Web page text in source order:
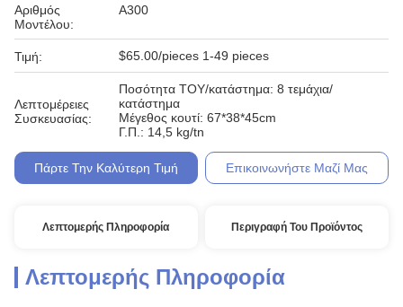
Αριθμός
Μοντέλου:
A300
Τιμή: $65.00/pieces 1-49 pieces
Λεπτομέρειες
Συσκευασίας:
Ποσότητα ΤΟΥ/κατάστημα: 8 τεμάχια/
κατάστημα
Μέγεθος κουτί: 67*38*45cm
Γ.Π.: 14,5 kg/tn
Πάρτε Την Καλύτερη Τιμή Επικοινωνήστε Μαζί Μας
Λεπτομερής Πληροφορία Περιγραφή Του Προϊόντος
Λεπτομερής Πληροφορία